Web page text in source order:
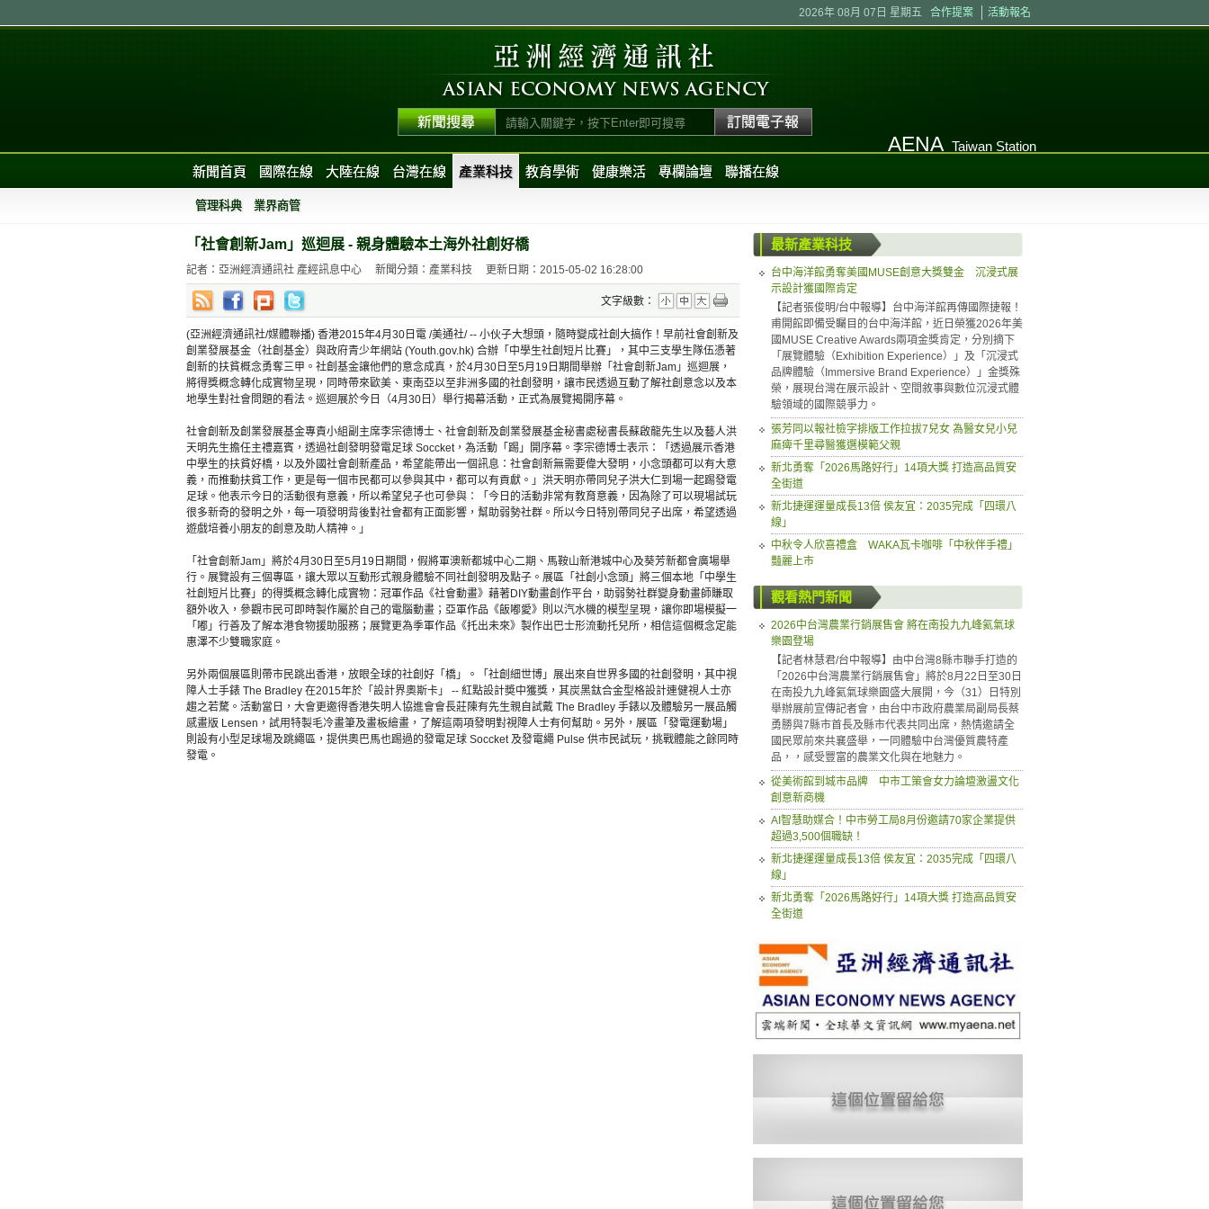
2026年 08月 07日 星期五 合作提案 活動報名
AENA Taiwan Station
新聞首頁
國際在線 大陸在線 台灣在線 產業科技 教育學術 健康樂活 專欄論壇 聯播在線
管理科典 業界商管
「社會創新Jam」巡迴展 - 親身體驗本土海外社創好橋
記者：亞洲經濟通訊社 產經訊息中心 新聞分類：產業科技 更新日期：2015-05-02 16:28:00
文字級數：
(亞洲經濟通訊社/媒體聯播) 香港2015年4月30日電 /美通社/ -- 小伙子大想頭，隨時變成社創大搞作！早前社會創新及
創業發展基金（社創基金）與政府青少年網站 (Youth.gov.hk) 合辦「中學生社創短片比賽」，其中三支學生隊伍憑著
創新的扶貧概念勇奪三甲。社創基金讓他們的意念成真，於4月30日至5月19日期間舉辦「社會創新Jam」巡迴展，
將得獎概念轉化成實物呈現，同時帶來歐美、東南亞以至非洲多國的社創發明，讓市民透過互動了解社創意念以及本
地學生對社會問題的看法。巡迴展於今日（4月30日）舉行揭幕活動，正式為展覽揭開序幕。
社會創新及創業發展基金專責小組副主席李宗德博士、社會創新及創業發展基金秘書處秘書長蘇啟龍先生以及藝人洪
天明先生擔任主禮嘉賓，透過社創發明發電足球 Soccket，為活動「踢」開序幕。李宗德博士表示：「透過展示香港
中學生的扶貧好橋，以及外國社會創新產品，希望能帶出一個訊息：社會創新無需要偉大發明，小念頭都可以有大意
義，而推動扶貧工作，更是每一個市民都可以參與其中，都可以有貢獻。」洪天明亦帶同兒子洪大仁到場一起踢發電
足球。他表示今日的活動很有意義，所以希望兒子也可參與：「今日的活動非常有教育意義，因為除了可以現場試玩
很多新奇的發明之外，每一項發明背後對社會都有正面影響，幫助弱勢社群。所以今日特別帶同兒子出席，希望透過
遊戲培養小朋友的創意及助人精神。」
「社會創新Jam」將於4月30日至5月19日期間，假將軍澳新都城中心二期、馬鞍山新港城中心及葵芳新都會廣場舉
行。展覽設有三個專區，讓大眾以互動形式親身體驗不同社創發明及點子。展區「社創小念頭」將三個本地「中學生
社創短片比賽」的得獎概念轉化成實物：冠軍作品《社會動畫》藉著DIY動畫創作平台，助弱勢社群變身動畫師賺取
額外收入，參觀市民可即時製作屬於自己的電腦動畫；亞軍作品《飯嘟愛》則以汽水機的模型呈現，讓你即場模擬一
「嘟」行善及了解本港食物援助服務；展覽更為季軍作品《托出未來》製作出巴士形流動托兒所，相信這個概念定能
惠澤不少雙職家庭。
另外兩個展區則帶市民跳出香港，放眼全球的社創好「橋」。「社創細世博」展出來自世界多國的社創發明，其中視
障人士手錶 The Bradley 在2015年於「設計界奧斯卡」 -- 紅點設計奬中獲獎，其炭黑鈦合金型格設計連健視人士亦
趨之若騖。活動當日，大會更邀得香港失明人協進會會長莊陳有先生親自試戴 The Bradley 手錶以及體驗另一展品觸
感畫版 Lensen，試用特製毛冷畫筆及畫板繪畫，了解這兩項發明對視障人士有何幫助。另外，展區「發電運動場」
則設有小型足球場及跳繩區，提供奧巴馬也踢過的發電足球 Soccket 及發電繩 Pulse 供市民試玩，挑戰體能之餘同時
發電。
最新產業科技
台中海洋館勇奪美國MUSE創意大獎雙金 沉浸式展
示設計獲國際肯定
【記者張俊明/台中報導】台中海洋館再傳國際捷報！
甫開館即備受矚目的台中海洋館，近日榮獲2026年美
國MUSE Creative Awards兩項金獎肯定，分別摘下
「展覽體驗（Exhibition Experience）」及「沉浸式
品牌體驗（Immersive Brand Experience）」金獎殊
榮，展現台灣在展示設計、空間敘事與數位沉浸式體
驗領域的國際競爭力。
張芳同以報社檢字排版工作拉拔7兒女 為醫女兒小兒
麻痺千里尋醫獲選模範父親
新北勇奪「2026馬路好行」14項大獎 打造高品質安
全街道
新北捷運運量成長13倍 侯友宜：2035完成「四環八
線」
中秋令人欣喜禮盒 WAKA瓦卡咖啡「中秋伴手禮」
豔麗上市
觀看熱門新聞
2026中台灣農業行銷展售會 將在南投九九峰氦氣球
樂園登場
【記者林慧君/台中報導】由中台灣8縣市聯手打造的
「2026中台灣農業行銷展售會」將於8月22日至30日
在南投九九峰氦氣球樂園盛大展開，今（31）日特別
舉辦展前宣傳記者會，由台中市政府農業局副局長蔡
勇勝與7縣市首長及縣市代表共同出席，熱情邀請全
國民眾前來共襄盛舉，一同體驗中台灣優質農特產
品，，感受豐富的農業文化與在地魅力。
從美術館到城市品牌 中市工策會女力論壇激盪文化
創意新商機
AI智慧助媒合！中市勞工局8月份邀請70家企業提供
超過3,500個職缺！
新北捷運運量成長13倍 侯友宜：2035完成「四環八
線」
新北勇奪「2026馬路好行」14項大獎 打造高品質安
全街道